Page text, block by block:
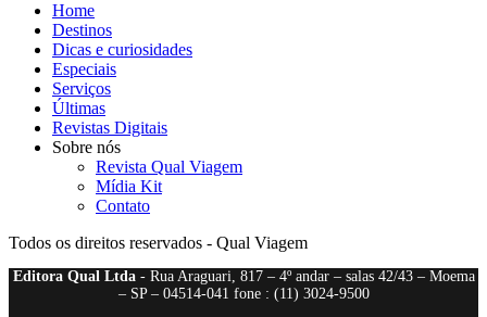
Home
Destinos
Dicas e curiosidades
Especiais
Serviços
Últimas
Revistas Digitais
Sobre nós
Revista Qual Viagem
Mídia Kit
Contato
Todos os direitos reservados - Qual Viagem
Editora Qual Ltda- Rua Araguari, 817 – 4º andar – salas 42/43 – Moema
– SP – 04514-041 fone : (11) 3024-9500